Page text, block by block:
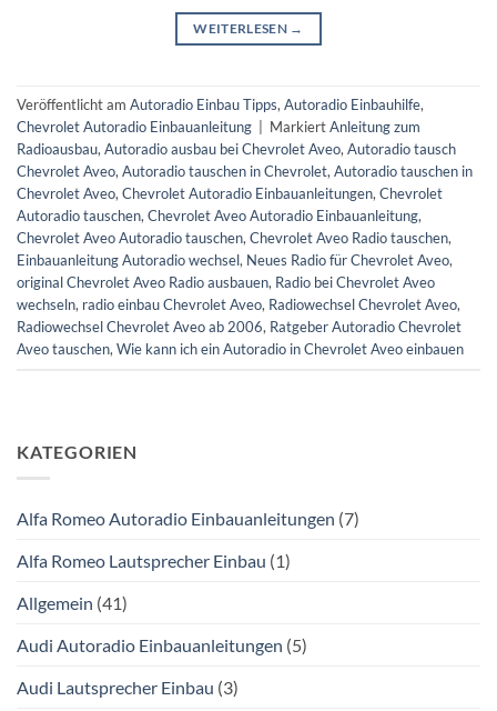
WEITERLESEN →
Veröffentlicht am Autoradio Einbau Tipps, Autoradio Einbauhilfe,
Chevrolet Autoradio Einbauanleitung
MarkiertAnleitung zum
Radioausbau, Autoradio ausbau bei Chevrolet Aveo, Autoradio tausch
Chevrolet Aveo, Autoradio tauschen in Chevrolet, Autoradio tauschen in
Chevrolet Aveo, Chevrolet Autoradio Einbauanleitungen, Chevrolet
Autoradio tauschen, Chevrolet Aveo Autoradio Einbauanleitung,
Chevrolet Aveo Autoradio tauschen, Chevrolet Aveo Radio tauschen,
Einbauanleitung Autoradio wechsel, Neues Radio für Chevrolet Aveo,
original Chevrolet Aveo Radio ausbauen, Radio bei Chevrolet Aveo
wechseln, radio einbau Chevrolet Aveo, Radiowechsel Chevrolet Aveo,
Radiowechsel Chevrolet Aveo ab 2006, Ratgeber Autoradio Chevrolet
Aveo tauschen, Wie kann ich ein Autoradio in Chevrolet Aveo einbauen
KATEGORIEN
Alfa Romeo Autoradio Einbauanleitungen (7)
Alfa Romeo Lautsprecher Einbau (1)
Allgemein (41)
Audi Autoradio Einbauanleitungen (5)
Audi Lautsprecher Einbau (3)